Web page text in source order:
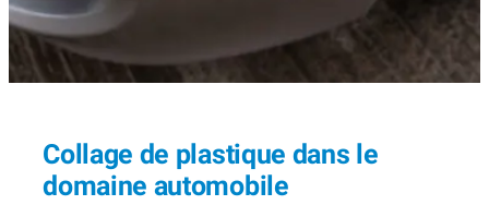
Collage de plastique dans le
domaine automobile